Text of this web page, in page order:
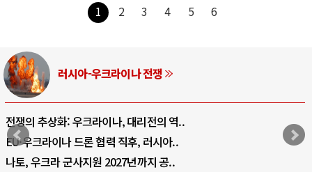
1 2 3 4 5 6
러시아-우크라이나 전쟁
전쟁의 추상화: 우크라이나, 대리전의 역..
EU·우크라이나 드론 협력 직후, 러시아..
나토, 우크라 군사지원 2027년까지 공..